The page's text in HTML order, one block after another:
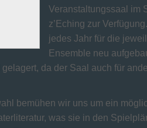
Veranstaltungssaal im
z’Eching zur
jedes Jahr für die
Ensemble neu
da der Saal auch für
bemühen wir uns um ein
was sie in den